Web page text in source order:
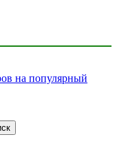
на популярный